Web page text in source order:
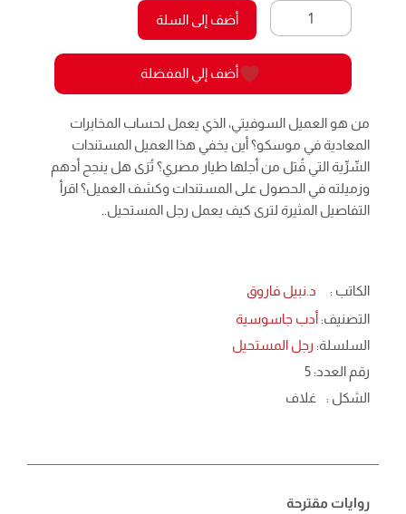
كمية
الجليد
5
رجل
المستحيل
أضف إلى السلة
أضف إلي المفضلة
من هو العميل السوفيتي، الذي يعمل لحساب المخابرات
المعادية في موسكو؟ أين يخفي هذا العميل المستندات
السِّرِّية التي قُتل من أجلها طيار مصري؟ تُرَى هل ينجح أدهم
وزميلته في الحصول على المستندات وكشف العميل؟ اقرأ
التفاصيل المثيرة لترى كيف يعمل رجل المستحيل..
الكاتب :
د.نبيل فاروق
التصنيف: أدب جاسوسية
السلسلة: رجل المستحيل
رقم العدد: 5
الشكل :
غلاف
روايات مقترحة